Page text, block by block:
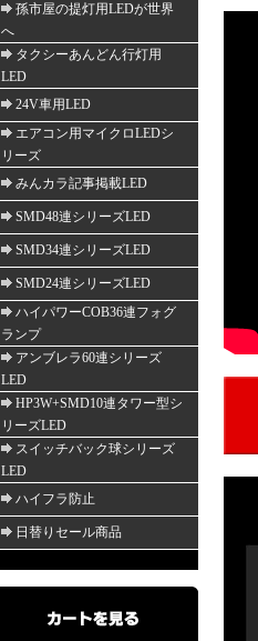
孫市屋の提灯用LEDが世界
へ
タクシーあんどん行灯用
LED
24V車用LED
エアコン用マイクロLEDシ
リーズ
みんカラ記事掲載LED
SMD48連シリーズLED
SMD34連シリーズLED
SMD24連シリーズLED
ハイパワーCOB36連フォグ
ランプ
アンブレラ60連シリーズ
LED
HP3W+SMD10連タワー型シ
リーズLED
スイッチバック球シリーズ
LED
ハイフラ防止
日替りセール商品